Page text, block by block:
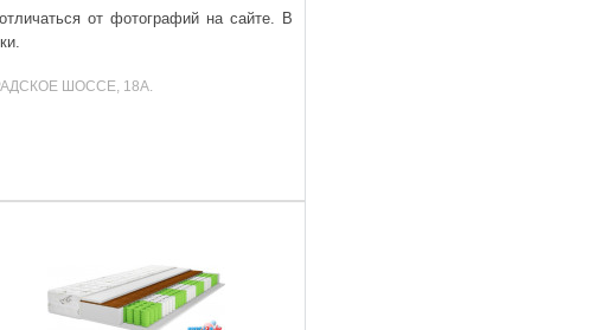
от фотографий на сайте. В
ШОССЕ, 18А.